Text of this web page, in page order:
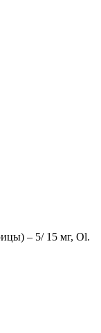
– 5/ 15 мг, Ol.